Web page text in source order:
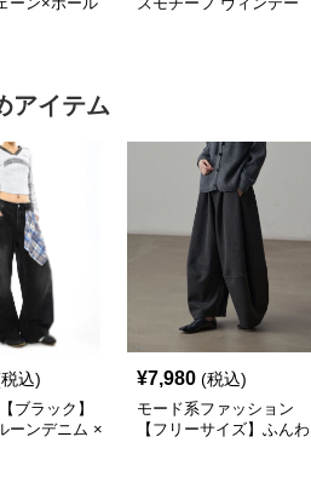
アイテム
込)
ブラック】
ーンデニム ×
¥7,980 (税込)
モード系ファッション
【フリーサイズ】ふんわ